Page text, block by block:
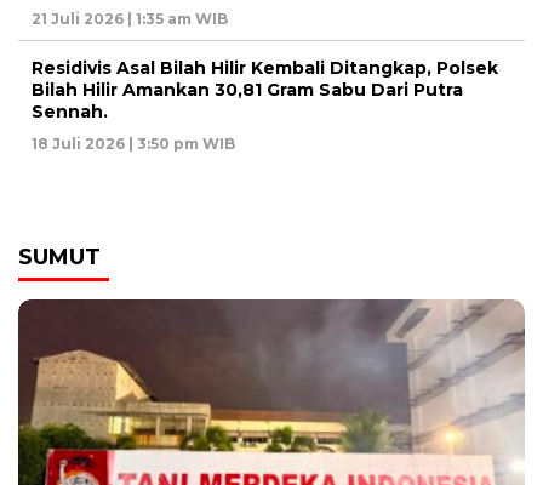
21 Juli 2026 | 1:35 am WIB
Residivis Asal Bilah Hilir Kembali Ditangkap, Polsek
Bilah Hilir Amankan 30,81 Gram Sabu Dari Putra
Sennah.
18 Juli 2026 | 3:50 pm WIB
SUMUT